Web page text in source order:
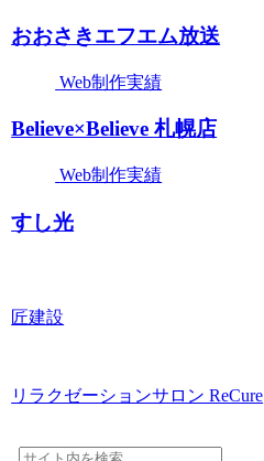
おおさきエフエム放送
Web制作実績
Believe×Believe 札幌店
Web制作実績
すし光
匠建設
リラクゼーションサロン ReCure